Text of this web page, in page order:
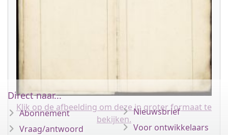
Klik op de afbeelding om deze in groter formaat te
bekijken.
Direct naar...
Abonnement
Vraag/antwoord
Nieuwsbrief
Voor ontwikkelaars